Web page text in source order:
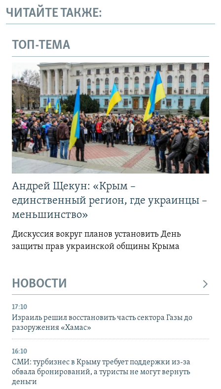
ЧИТАЙТЕ ТАКЖЕ:
ТОП-ТЕМА
Андрей Щекун: «Крым –
единственный регион, где украинцы –
меньшинство»
Дискуссия вокруг планов установить День
защиты прав украинской общины Крыма
НОВОСТИ
17:10
Израиль решил восстановить часть сектора Газы до
разоружения «Хамас»
16:10
СМИ: турбизнес в Крыму требует поддержки из-за
обвала бронирований, а туристы не могут вернуть
деньги